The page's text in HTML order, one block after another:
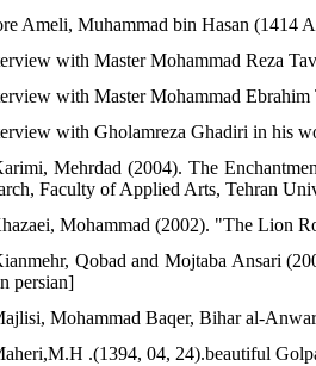
Ameli, Muhammad bin Hasan (1414
with Master Mohammad Reza
with Master Mohammad
with Gholamreza Ghadiri in his
Mehrdad (2004). The
Faculty of Applied Arts, Tehran
Mohammad (2002). "The Lion
Qobad and Mojtaba Ansari
persian]
Mohammad Baqer, Bihar al-
.(1394, 04, 24).beautiful